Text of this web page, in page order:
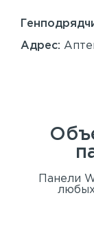
Адрес:
Панели